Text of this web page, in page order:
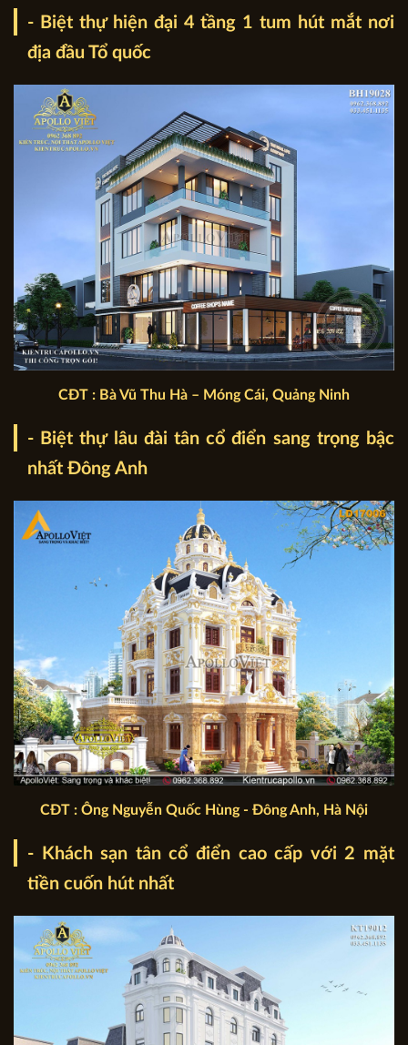
- Biệt thự hiện đại 4 tầng 1 tum hút mắt nơi
địa đầu Tổ quốc
CĐT : Bà Vũ Thu Hà – Móng Cái, Quảng Ninh
- Biệt thự lâu đài tân cổ điển sang trọng bậc
nhất Đông Anh
CĐT : Ông Nguyễn Quốc Hùng - Đông Anh, Hà Nội
- Khách sạn tân cổ điển cao cấp với 2 mặt
tiền cuốn hút nhất